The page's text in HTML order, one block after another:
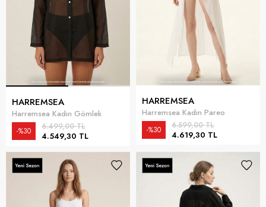
HARREMSEA
Harremsea Kadın Gömlek
4.549,30 TL
6.499,00 TL
%30
HARREMSEA
Harremsea Kadın Pareo
4.619,30 TL
6.599,00 TL
%30